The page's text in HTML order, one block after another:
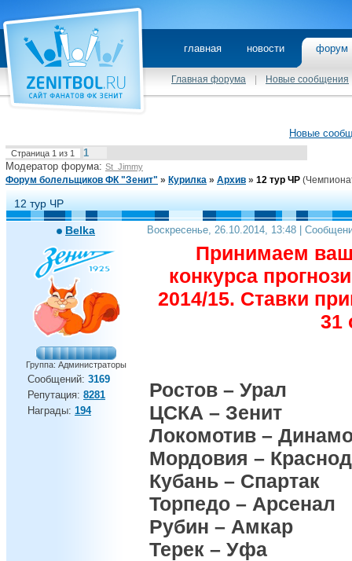
главная новости
Главная форума Новые сообщения
Новые
Страница 1 из 1
1
Модератор форума: St_Jimmy
Форум болельщиков ФК "Зенит" » Курилка » Архив » 12 тур ЧР
12 тур ЧР
Belka
Группа: Администраторы
Сообщений: 3169
Репутация: 8281
Награды: 194
Воскресенье, 26.10.2014, 13:48 |
Принимаем
конкурса
2014/15. Ставки
31
Ростов – Урал
ЦСКА – Зенит
Локомотив –
Мордовия –
Кубань – Спартак
Торпедо – Арсенал
Рубин – Амкар
Терек – Уфа